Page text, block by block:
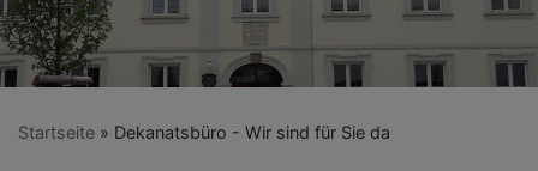
Startseite Dekanatsbüro - Wir sind für Sie da